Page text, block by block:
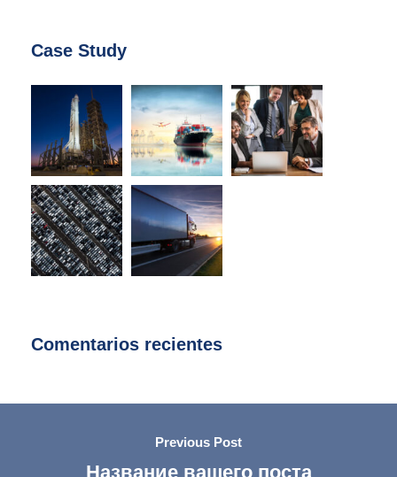
Case Study
Comentarios recientes
Previous Post
Название вашего поста